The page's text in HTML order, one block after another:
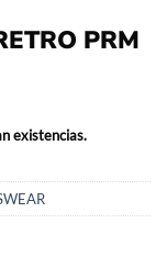
PRM
existencias.